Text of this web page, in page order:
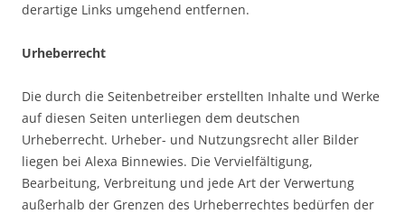
derartige Links umgehend entfernen.
Urheberrecht
Die durch die Seitenbetreiber erstellten Inhalte und Werke
auf diesen Seiten unterliegen dem deutschen
Urheberrecht. Urheber- und Nutzungsrecht aller Bilder
liegen bei Alexa Binnewies. Die Vervielfältigung,
Bearbeitung, Verbreitung und jede Art der Verwertung
außerhalb der Grenzen des Urheberrechtes bedürfen der